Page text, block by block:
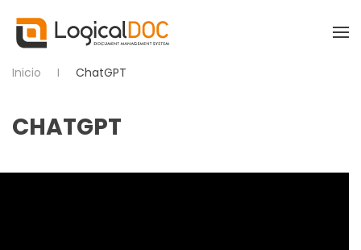
Skip to main content
Inicio ChatGPT
CHATGPT